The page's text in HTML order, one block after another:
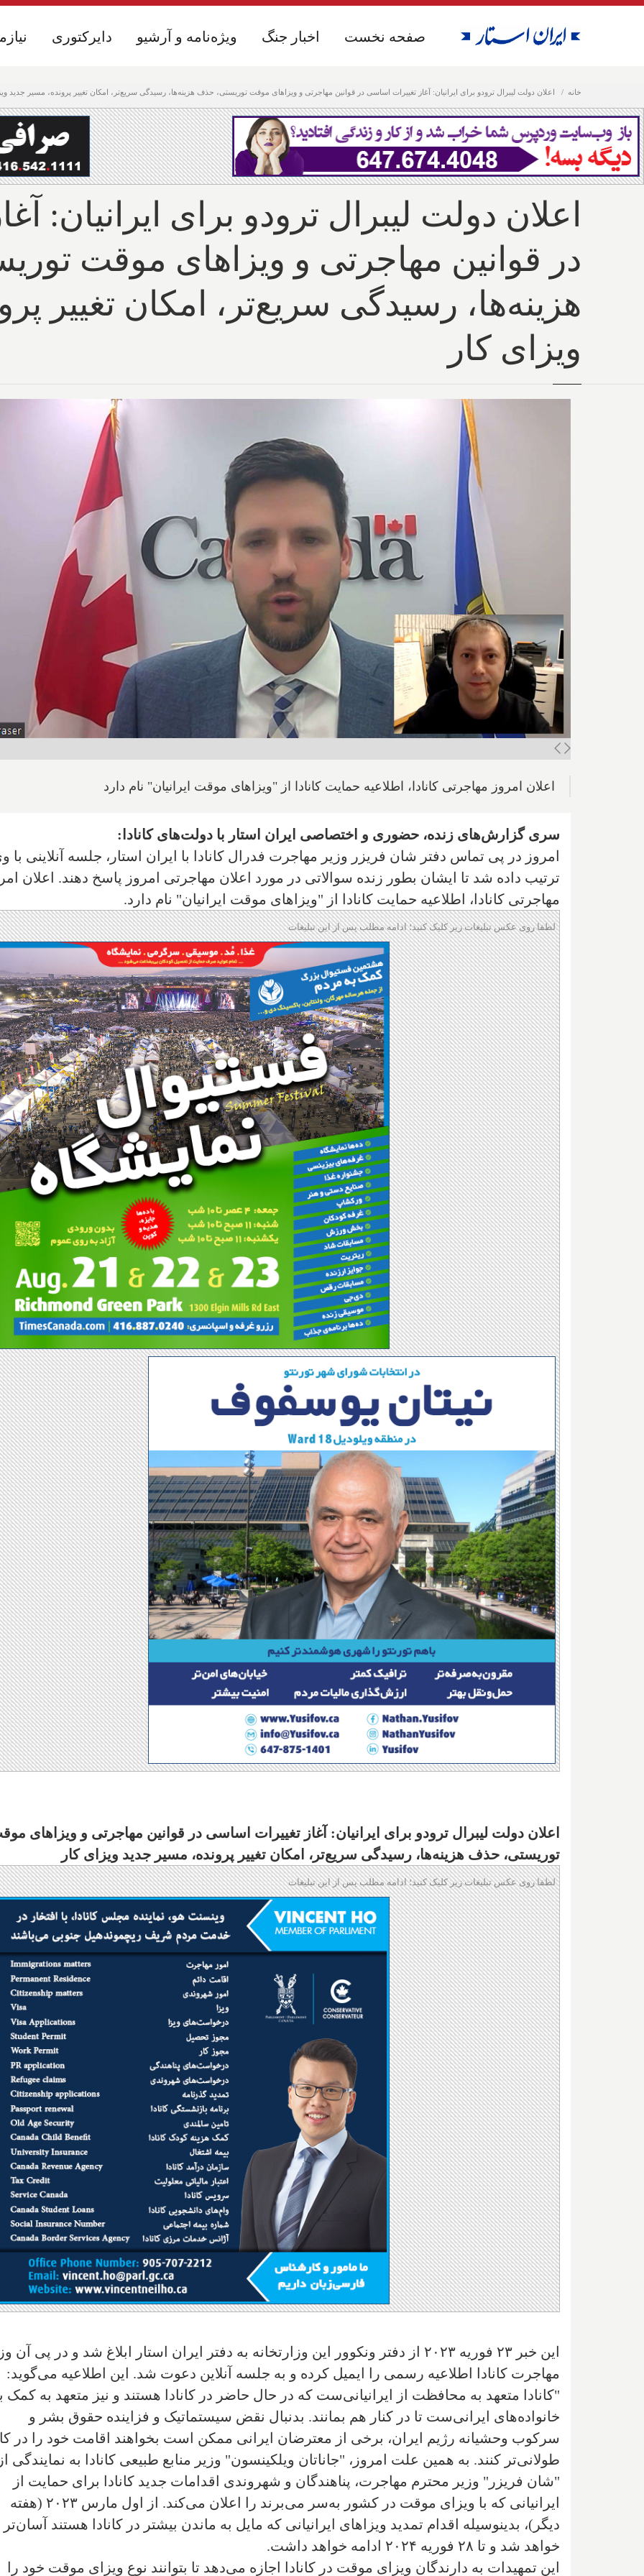
خانه اعلان دولت لیبرال ترودو برای ایرانیان: آغاز تغییرات اساسی در قوانین مهاجرتی و ویزاهای موقت توریستی، حذف هزینه‌ها، رسیدگی سریع‌تر، امکان تغییر پرونده، مسیر جدید
دایرکتوری ویژه‌نامه و آرشیو اخبار جنگ صفحه نخست دایرکتوری ویژه‌نامه و آرشیو اخبار جنگ صفحه نخست
اعلان دولت لیبرال ترودو برای ایرانیان:
در قوانین مهاجرتی و ویزاهای موقت
هزینه‌ها، رسیدگی سریع‌تر، امکان تغییر
ویزای کار
اعلان امروز مهاجرتی کانادا، اطلاعیه حمایت کانادا از "ویزاهای موقت ایرانیان" نام دارد
سری گزارش‌های زنده، حضوری و اختصاصی ایران استار با دولت‌های کانادا:
امروز در پی تماس دفتر شان فریزر وزیر مهاجرت فدرال کانادا با ایران استار، جلسه آنلاینی با
ترتیب داده شد تا ایشان بطور زنده سوالاتی در مورد اعلان مهاجرتی امروز پاسخ دهند. اعلان
مهاجرتی کانادا، اطلاعیه حمایت کانادا از "ویزاهای موقت ایرانیان" نام دارد.
لطفا روی عکس تبلیغات زیر کلیک کنید؛ ادامه مطلب پس از این تبلیغات
اعلان دولت لیبرال ترودو برای ایرانیان: آغاز تغییرات اساسی در قوانین مهاجرتی و ویزاهای
توریستی، حذف هزینه‌ها، رسیدگی سریع‌تر، امکان تغییر پرونده، مسیر جدید ویزای کار
لطفا روی عکس تبلیغات زیر کلیک کنید؛ ادامه مطلب پس از این تبلیغات
این خبر ۲۳ فوریه ۲۰۲۳ از دفتر ونکوور این وزارتخانه به دفتر ایران استار ابلاغ شد و در پی آن
مهاجرت کانادا اطلاعیه رسمی را ایمیل کرده و به جلسه آنلاین دعوت شد. این اطلاعیه می‌گوید:
"کانادا متعهد به محافظت از ایرانیانی‌ست که در حال حاضر در کانادا هستند و نیز متعهد به کمک
خانواده‌های ایرانی‌ست تا در کنار هم بمانند. بدنبال نقض سیستماتیک و فزاینده حقوق بشر و
سرکوب وحشیانه رژیم ایران، برخی از معترضان ایرانی ممکن است بخواهند اقامت خود را در
طولانی‌تر کنند. به همین علت امروز، "جاناتان ویلکینسون" وزیر منابع طبیعی کانادا به نمایندگی
"شان فریزر" وزیر محترم مهاجرت، پناهندگان و شهروندی اقدامات جدید کانادا برای حمایت از
ایرانیانی که با ویزای موقت در کشور به‌سر می‌برند را اعلان می‌کند. از اول مارس ۲۰۲۳ (هفته
دیگر)، بدینوسیله اقدام تمدید ویزاهای ایرانیانی که مایل به ماندن بیشتر در کانادا هستند آسان‌تر
خواهد شد و تا ۲۸ فوریه ۲۰۲۴ ادامه خواهد داشت.
این تمهیدات به دارندگان ویزای موقت در کانادا اجازه می‌دهد تا بتوانند نوع ویزای موقت خود را